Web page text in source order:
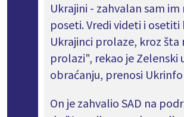
Ukrajini - zahvalan sam im
poseti. Vredi videti i osetiti
Ukrajinci prolaze, kroz šta
prolazi", rekao je Zelenski
obraćanju, prenosi
On je zahvalio SAD na